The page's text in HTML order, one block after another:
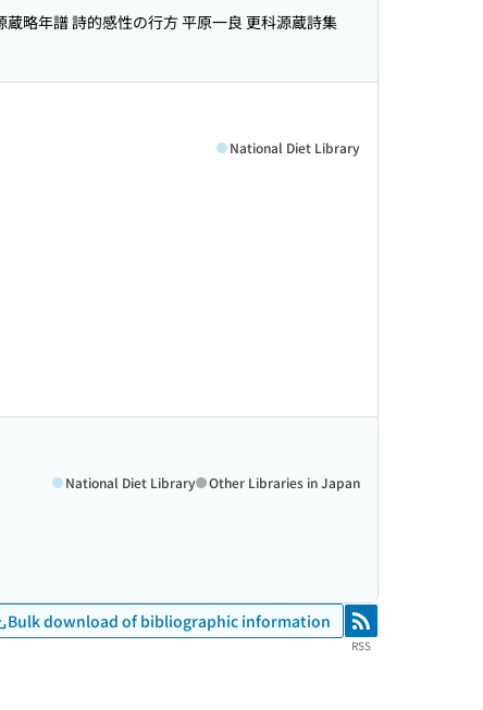
略年譜 詩的感性の行方 平原一良 更科源蔵詩集
National Diet Library
National Diet Library Other Libraries in Japan
Bulk download of bibliographic information RSS
RSS